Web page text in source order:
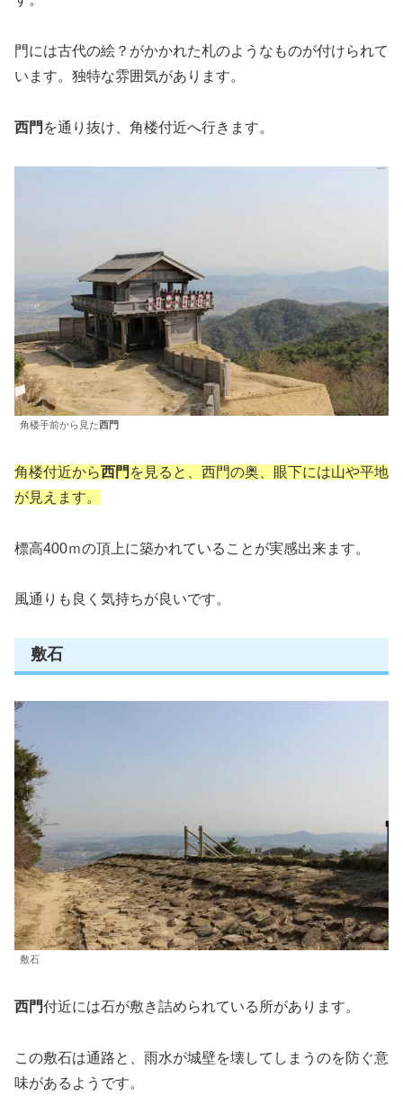
門には古代の絵？がかかれた札のようなものが付けられて
います。独特な雰囲気があります。
西門 を通り抜け、角楼付近へ行きます。
角楼手前から見た西門
角楼付近から西門 を見ると、西門の奥、眼下には山や平地
が見えます。
標高400ｍの頂上に築かれていることが実感出来ます。
風通りも良く気持ちが良いです。
敷石
敷石
西門付近には石が敷き詰められている所があります。
この敷石は通路と、雨水が城壁を壊してしまうのを防ぐ意
味があるようです。